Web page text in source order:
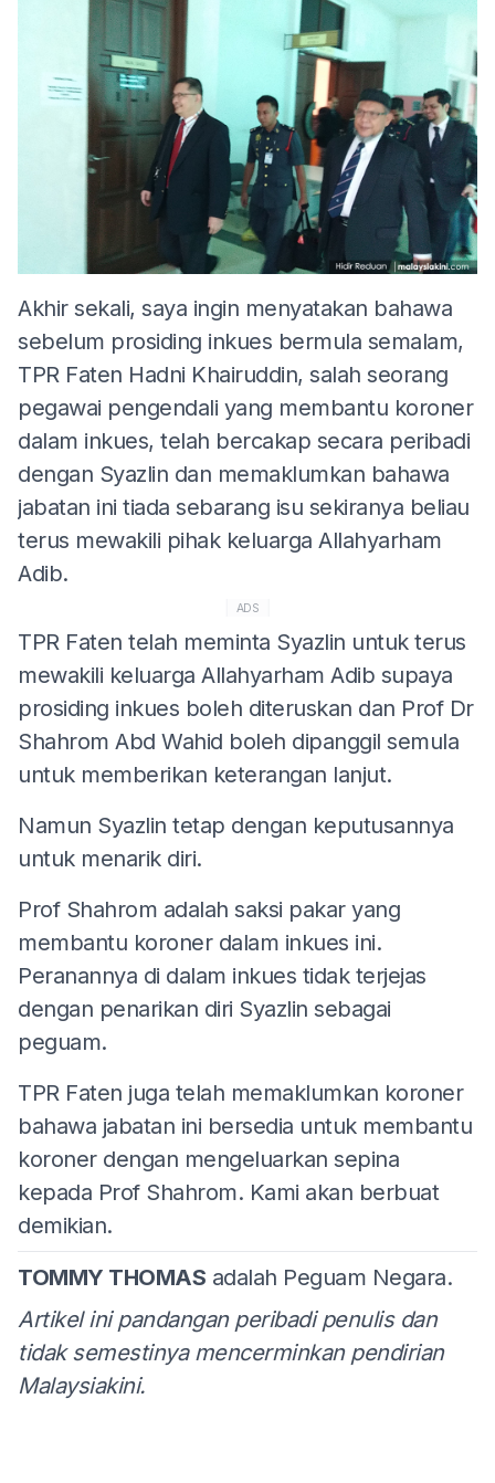
Akhir sekali, saya ingin menyatakan bahawa
sebelum prosiding inkues bermula semalam,
TPR Faten Hadni Khairuddin, salah seorang
pegawai pengendali yang membantu koroner
dalam inkues, telah bercakap secara peribadi
dengan Syazlin dan memaklumkan bahawa
jabatan ini tiada sebarang isu sekiranya beliau
terus mewakili pihak keluarga Allahyarham
Adib.
ADS
TPR Faten telah meminta Syazlin untuk terus
mewakili keluarga Allahyarham Adib supaya
prosiding inkues boleh diteruskan dan Prof Dr
Shahrom Abd Wahid boleh dipanggil semula
untuk memberikan keterangan lanjut.
Namun Syazlin tetap dengan keputusannya
untuk menarik diri.
Prof Shahrom adalah saksi pakar yang
membantu koroner dalam inkues ini.
Peranannya di dalam inkues tidak terjejas
dengan penarikan diri Syazlin sebagai
peguam.
TPR Faten juga telah memaklumkan koroner
bahawa jabatan ini bersedia untuk membantu
koroner dengan mengeluarkan sepina
kepada Prof Shahrom. Kami akan berbuat
demikian.
TOMMY THOMAS adalah Peguam Negara.
Artikel ini pandangan peribadi penulis dan
tidak semestinya mencerminkan pendirian
Malaysiakini.